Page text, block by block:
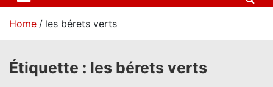
t
Home les bérets verts
Étiquette : les bérets verts